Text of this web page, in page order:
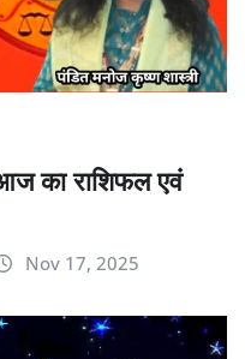
का राशिफल एवं
Nov 17, 2025